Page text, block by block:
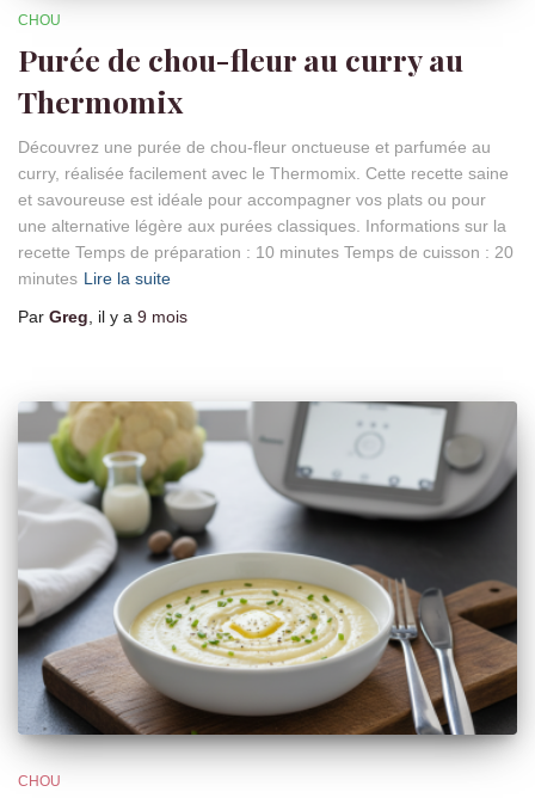
CHOU
Purée de chou-fleur au curry au
Thermomix
Découvrez une purée de chou-fleur onctueuse et parfumée au
curry, réalisée facilement avec le Thermomix. Cette recette saine
et savoureuse est idéale pour accompagner vos plats ou pour
une alternative légère aux purées classiques. Informations sur la
recette Temps de préparation : 10 minutes Temps de cuisson : 20
minutes Lire la suite
Par Greg , il y a 9 mois
CHOU